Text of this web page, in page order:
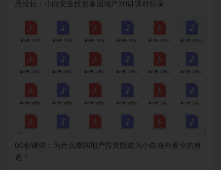
思投社：小白安全投资泰国地产20讲课程目录：
00创课词：为什么泰国地产投资能成为小白海外置业的首
选？